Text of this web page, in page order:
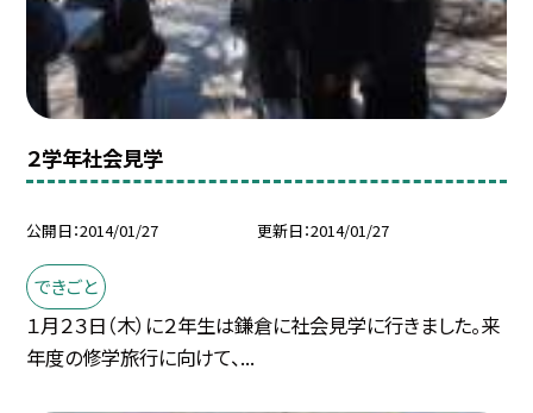
２学年社会見学
公開日 2014/01/27 更新日 2014/01/27
できごと
１月２３日（木）に２年生は鎌倉に社会見学に行きました。来
年度の修学旅行に向けて、...